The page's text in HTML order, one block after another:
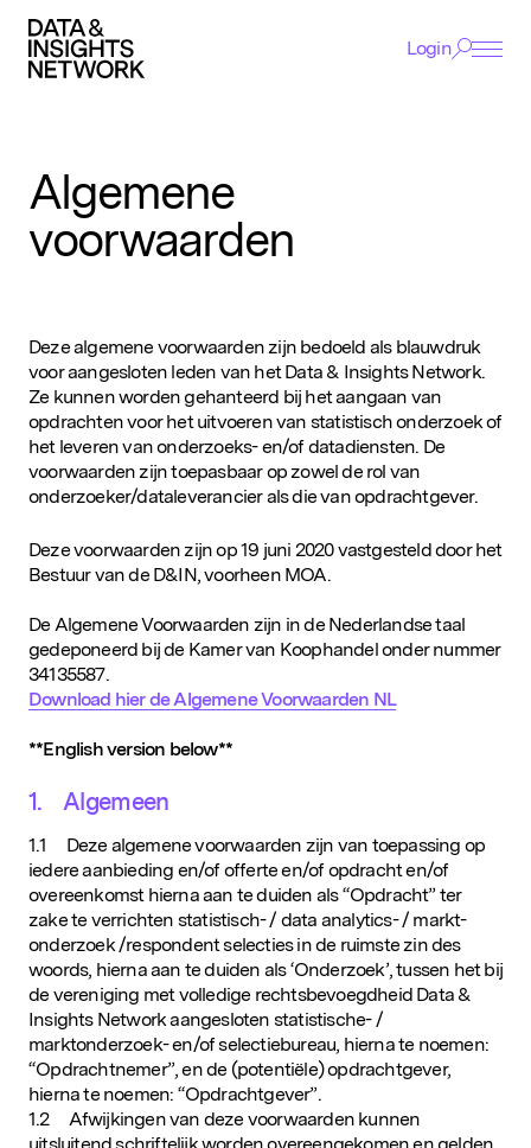
EVENTS
AWARDS
EXPERTISE
VACATURES
NIEUWS
D&IN
SLUIT JE AAN
Login
Algemene
voorwaarden
Deze algemene voorwaarden zijn bedoeld als blauwdruk
voor aangesloten leden van het Data & Insights Network.
Ze kunnen worden gehanteerd bij het aangaan van
opdrachten voor het uitvoeren van statistisch onderzoek of
het leveren van onderzoeks- en/of datadiensten. De
voorwaarden zijn toepasbaar op zowel de rol van
onderzoeker/dataleverancier als die van opdrachtgever.
Deze voorwaarden zijn op 19 juni 2020 vastgesteld door het
Bestuur van de D&IN, voorheen MOA.
De Algemene Voorwaarden zijn in de Nederlandse taal
gedeponeerd bij de Kamer van Koophandel onder nummer
34135587.
Download hier de Algemene Voorwaarden NL
**English version below**
1. Algemeen
1.1 Deze algemene voorwaarden zijn van toepassing op
iedere aanbieding en/of offerte en/of opdracht en/of
overeenkomst hierna aan te duiden als “Opdracht” ter
zake te verrichten statistisch- / data analytics- / markt-
onderzoek /respondent selecties in de ruimste zin des
woords, hierna aan te duiden als ‘Onderzoek’, tussen het bij
de vereniging met volledige rechtsbevoegdheid Data &
Insights Network aangesloten statistische- /
marktonderzoek- en/of selectiebureau, hierna te noemen:
“Opdrachtnemer”, en de (potentiële) opdrachtgever,
hierna te noemen: “Opdrachtgever”.
1.2 Afwijkingen van deze voorwaarden kunnen
Cookie Voorkeuren
Deze helpen ons om het gebruik van de website te
Tracking
Deze worden gebruikt om je surfgedrag te volgen,
zodat we gepersonaliseerde content en
advertenties kunnen tonen.